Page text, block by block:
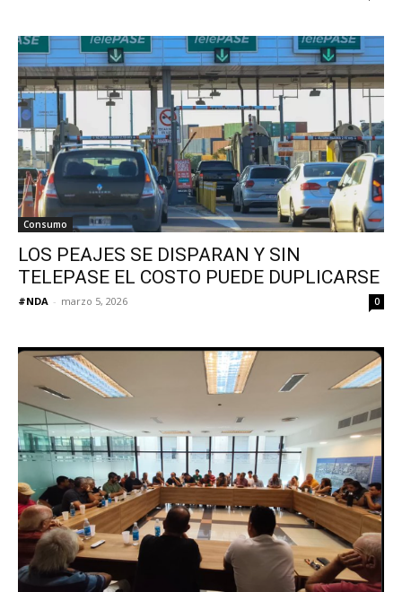
Consumo
LOS PEAJES SE DISPARAN Y SIN
TELEPASE EL COSTO PUEDE DUPLICARSE
#NDA - marzo 5, 2026 0